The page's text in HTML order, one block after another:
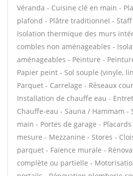
Véranda - Cuisine clé en main -
plafond - Plâtre traditionnel -
Isolation thermique des murs
combles non aménageables -
aménageables - Peinture -
Papier peint - Sol souple (vinyle,
Parquet - Carrelage - Réseaux
Installation de chauffe eau -
Chauffe-eau - Sauna / Hammam -
main - Portes de garage -
mesure - Mezzanine - Stores -
parquet - Faïence murale -
complète ou partielle -